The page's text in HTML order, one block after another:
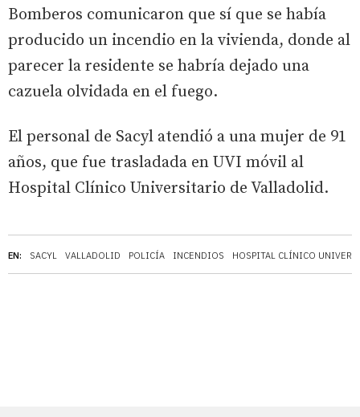
EN: SACYL VALLADOLID POLICÍA INCENDIOS HOSPITAL CLÍNICO
Bomberos comunicaron que sí que se había
producido un incendio en la vivienda, donde al
parecer la residente se habría dejado una
cazuela olvidada en el fuego.
El personal de Sacyl atendió a una mujer de 91
años, que fue trasladada en UVI móvil al
Hospital Clínico Universitario de Valladolid.